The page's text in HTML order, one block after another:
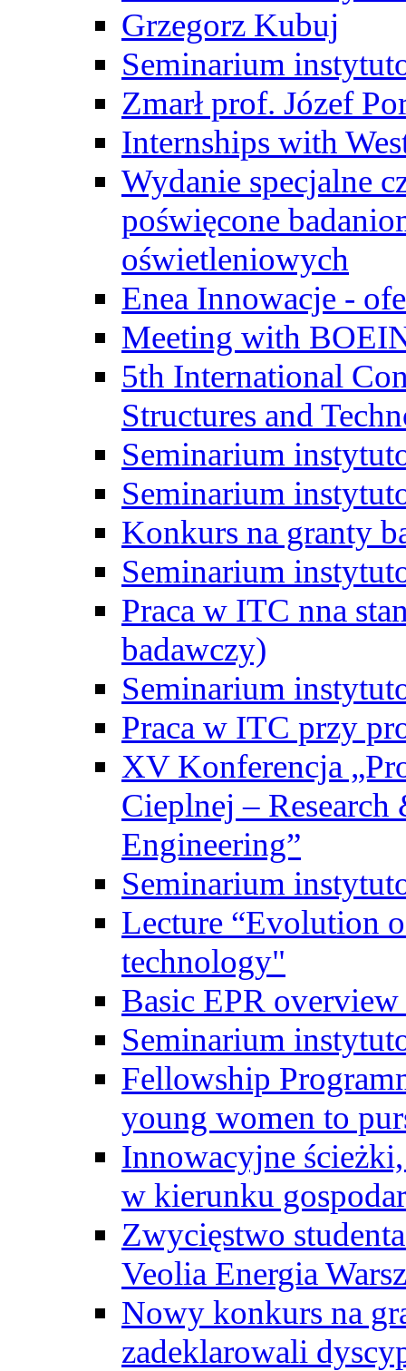
Grzegorz Kubuj
Seminarium
Zmarł prof. Józef
Internships with
Wydanie specjalne
poświęcone
oświetleniowych
Enea Innowacje -
Meeting with
5th International
Structures and
Seminarium
Seminarium
Konkurs na granty
Seminarium
Praca w ITC nna
badawczy)
Seminarium
Praca w ITC przy
XV Konferencja
Cieplnej –
Engineering”
Seminarium
Lecture “Evolution
technology"
Basic EPR overview
Seminarium
Fellowship
young women to
Innowacyjne
w kierunku
Zwycięstwo
Veolia Energia
Nowy konkurs na
zadeklarowali